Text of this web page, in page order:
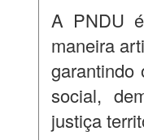
A PNDU
maneira
garantindo
social,
justiça